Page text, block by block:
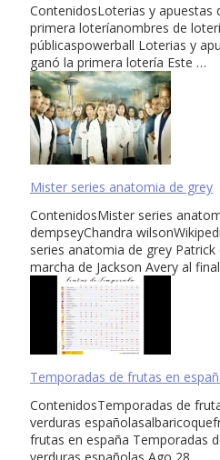
ContenidosLoterias y apuestas
primera loteríanombres de
públicaspowerball Loterias y
ganó la primera lotería Este …
Mister series anatomia de grey
ContenidosMister series
dempseyChandra
series anatomia de grey Patrick
marcha de Jackson Avery al
Temporadas de frutas en
ContenidosTemporadas de
verduras
frutas en españa Temporadas